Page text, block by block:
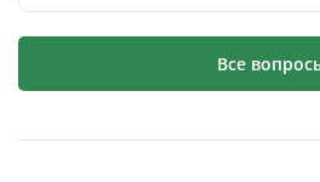
Все